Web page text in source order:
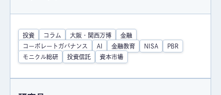
投資 コラム 大阪・関西万博
金融
コーポレートガバナンス
AI 金融教育 NISA
PBR
モニクル総研
投資信託 資本市場